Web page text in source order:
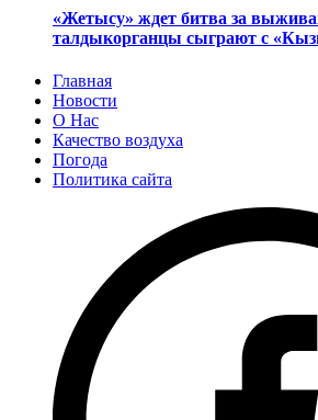
«Жетысу» ждет битва за
талдыкорганцы сыграют с
Главная
Новости
О Нас
Качество воздуха
Погода
Политика сайта